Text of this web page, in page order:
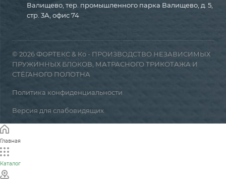
Валищево, тер. промышленного парка Валищево, д. 5,
стр. 3А, офис 74
© 2026 ФОРТЕКС & Ко - ПРОИЗВОДСТВО НЕЗАВИСИМЫХ
ПРУЖИННЫХ БЛОКОВ, МАТРАСНОГО ТРИКОТАЖА И
СТЁГАНОГО ПОЛОТНА
Политика конфиденциальности
Версия для слабовидящих
Главная
Каталог